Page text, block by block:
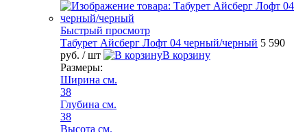
Быстрый просмотр
Табурет Айсберг Лофт 04 черный/черный 5 590
руб. / шт
В корзину
Размеры:
Ширина см.
38
Глубина см.
38
Высота см.